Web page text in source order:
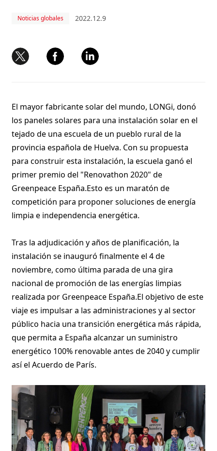
Noticias globales 2022.12.9
El mayor fabricante solar del mundo, LONGi, donó
los paneles solares para una instalación solar en el
tejado de una escuela de un pueblo rural de la
provincia española de Huelva. Con su propuesta
para construir esta instalación, la escuela ganó el
primer premio del "Renovathon 2020" de
Greenpeace España.Esto es un maratón de
competición para proponer soluciones de energía
limpia e independencia energética.
Tras la adjudicación y años de planificación, la
instalación se inauguró finalmente el 4 de
noviembre, como última parada de una gira
nacional de promoción de las energías limpias
realizada por Greenpeace España.El objetivo de este
viaje es impulsar a las administraciones y al sector
público hacia una transición energética más rápida,
que permita a España alcanzar un suministro
energético 100% renovable antes de 2040 y cumplir
así el Acuerdo de París.